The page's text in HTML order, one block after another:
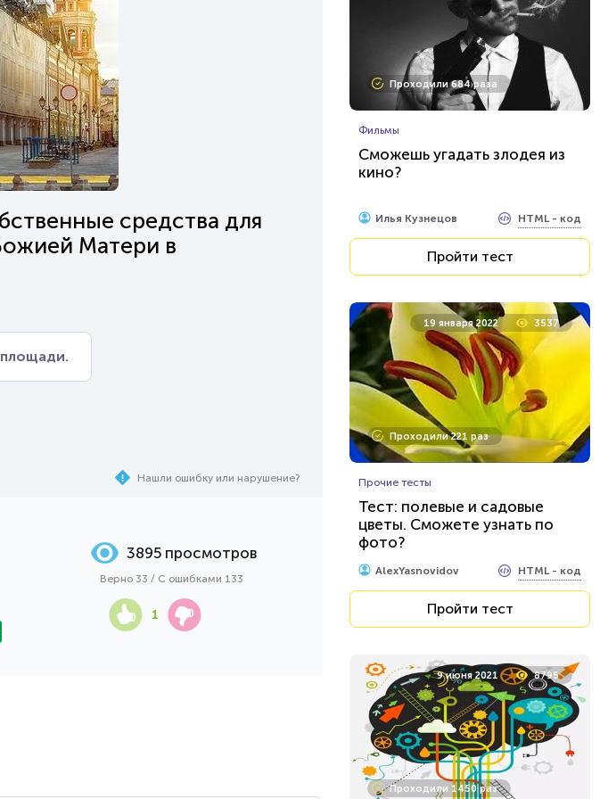
средства для
Матери в
Нашли ошибку или нарушение?
3895 просмотров
Верно 33 / С ошибками 133
1
Проходили 684 раза
Фильмы
Сможешь угадать злодея из
кино?
Илья Кузнецов HTML - код
Пройти тест
19 января 2022 3537
Проходили 221 раз
Прочие тесты
Тест: полевые и садовые
цветы. Сможете узнать по
фото?
AlexYasnovidov HTML - код
Пройти тест
9 июня 2021 8795
Проходили 1450 раз